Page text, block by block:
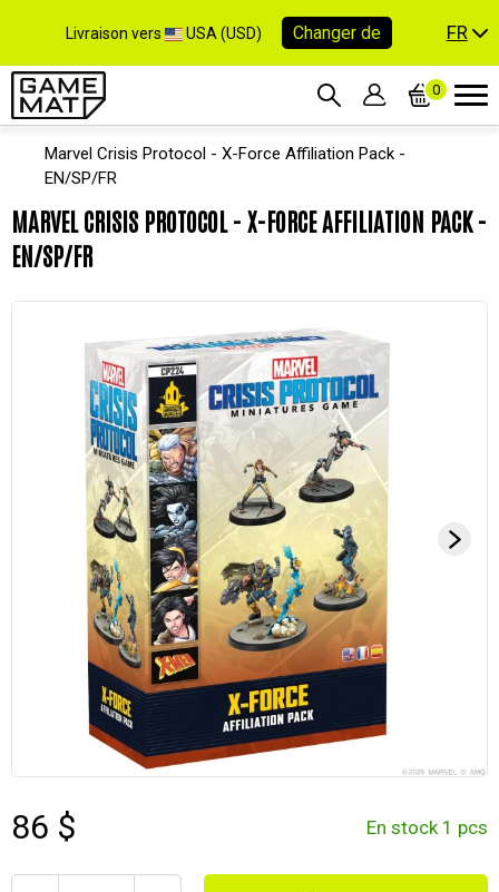
Livraison vers USA (USD) Changer de FR
0
Marvel Crisis Protocol - X-Force Affiliation Pack -
EN/SP/FR
MARVEL CRISIS PROTOCOL - X-FORCE AFFILIATION PACK -
EN/SP/FR
86 $ En stock 1 pcs